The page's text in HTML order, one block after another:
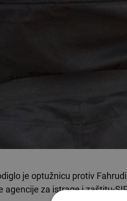
je optužnicu protiv
agencije za istrage i zaštitu-